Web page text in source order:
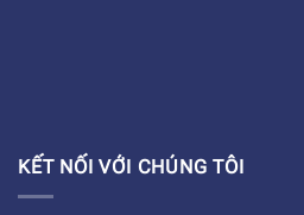
KẾT NỐI VỚI CHÚNG TÔI